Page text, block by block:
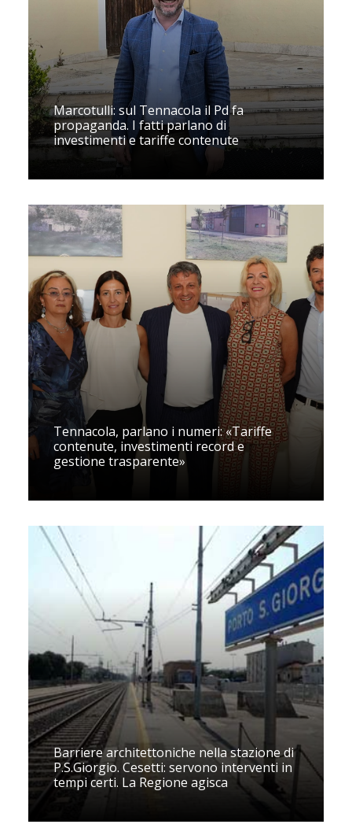
Marcotulli: sul Tennacola il Pd fa
propaganda. I fatti parlano di
investimenti e tariffe contenute
Tennacola, parlano i numeri: «Tariffe
contenute, investimenti record e
gestione trasparente»
Barriere architettoniche nella stazione di
P.S.Giorgio. Cesetti: servono interventi in
tempi certi. La Regione agisca